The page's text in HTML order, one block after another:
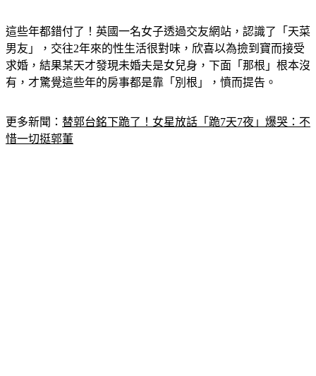
這些年都錯付了！英國一名女子透過交友網站，認識了「天菜
男友」，交往2年來的性生活很對味，欣喜以為撿到寶而接受
求婚，結果某天才發現未婚夫是女兒身，下面「那根」根本沒
更多新聞：替郭台銘下跪了！女星放話「跪7天7夜」爆哭：不